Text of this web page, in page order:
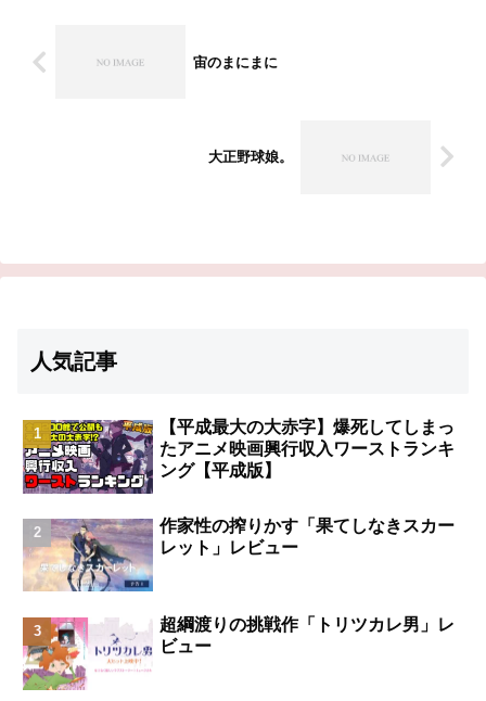
宙のまにまに
大正野球娘。
人気記事
【平成最大の大赤字】爆死してしまっ
たアニメ映画興行収入ワーストランキ
ング【平成版】
作家性の搾りかす「果てしなきスカー
レット」レビュー
超綱渡りの挑戦作「トリツカレ男」レ
ビュー